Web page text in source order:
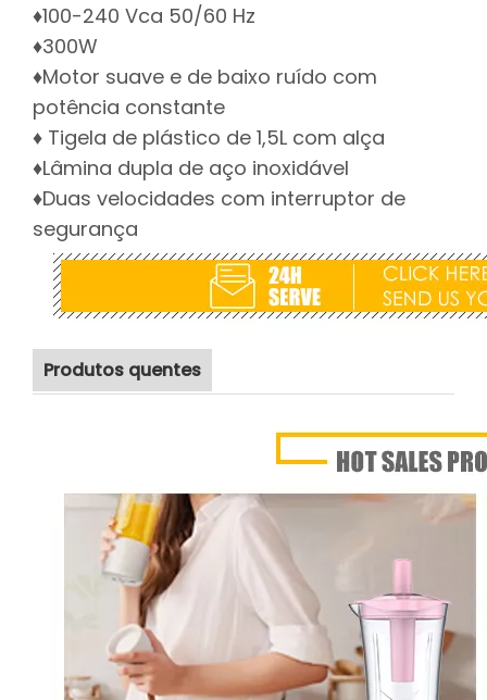
♦100-240 Vca 50/60 Hz
♦300W
♦Motor suave e de baixo ruído com
potência constante
♦ Tigela de plástico de 1,5L com alça
♦Lâmina dupla de aço inoxidável
♦Duas velocidades com interruptor de
segurança
Produtos quentes